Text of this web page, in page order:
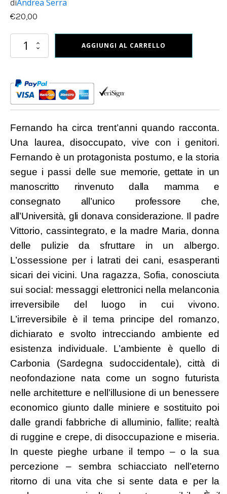
diAndrea Serra
€20,00
Fernando
dell’irreversibile
quantità
AGGIUNGI AL CARRELLO
Fernando ha circa trent’anni quando racconta.
Una laurea, disoccupato, vive con i genitori.
Fernando è un protagonista postumo, e la storia
segue i passi delle sue memorie, gettate in un
manoscritto rinvenuto dalla mamma e
consegnato all’unico professore che,
all’Università, gli donava considerazione. Il padre
Vittorio, cassintegrato, e la madre Maria, donna
delle pulizie da sfruttare in un albergo.
L’ossessione per i latrati dei cani, esasperanti
sicari dei vicini. Una ragazza, Sofia, conosciuta
sui social: messaggi elettronici nella melanconia
irreversibile del luogo in cui vivono.
L’irreversibile è il tema principe del romanzo,
dichiarato e svolto intrecciando ambiente ed
esistenza individuale. L’ambiente è quello di
Carbonia (Sardegna sudoccidentale), città di
neofondazione nata come un sogno futurista
nelle architetture e nell’illusione di un benessere
economico giunto dalle miniere e sostituito poi
dalle grandi fabbriche di alluminio, fallite; realtà
di ruggine e crepe, di disoccupazione e miseria.
In queste pieghe urbane il tempo – o la sua
percezione – sembra schiacciato nell’eterno
ritorno di una vita che si sente data e per la